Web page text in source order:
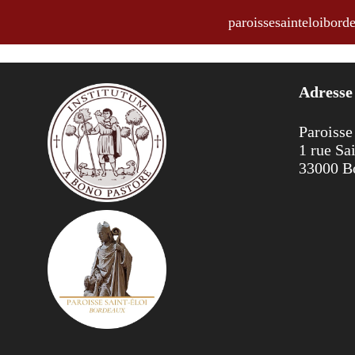
Horaires des messes et offices
Adresse
1 rue
33000